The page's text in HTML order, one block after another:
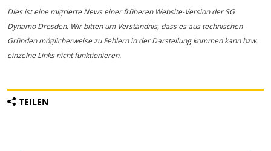
Dies ist eine migrierte News einer früheren Website-Version der SG
Dynamo Dresden. Wir bitten um Verständnis, dass es aus technischen
Gründen möglicherweise zu Fehlern in der Darstellung kommen kann bzw.
einzelne Links nicht funktionieren.
TEILEN